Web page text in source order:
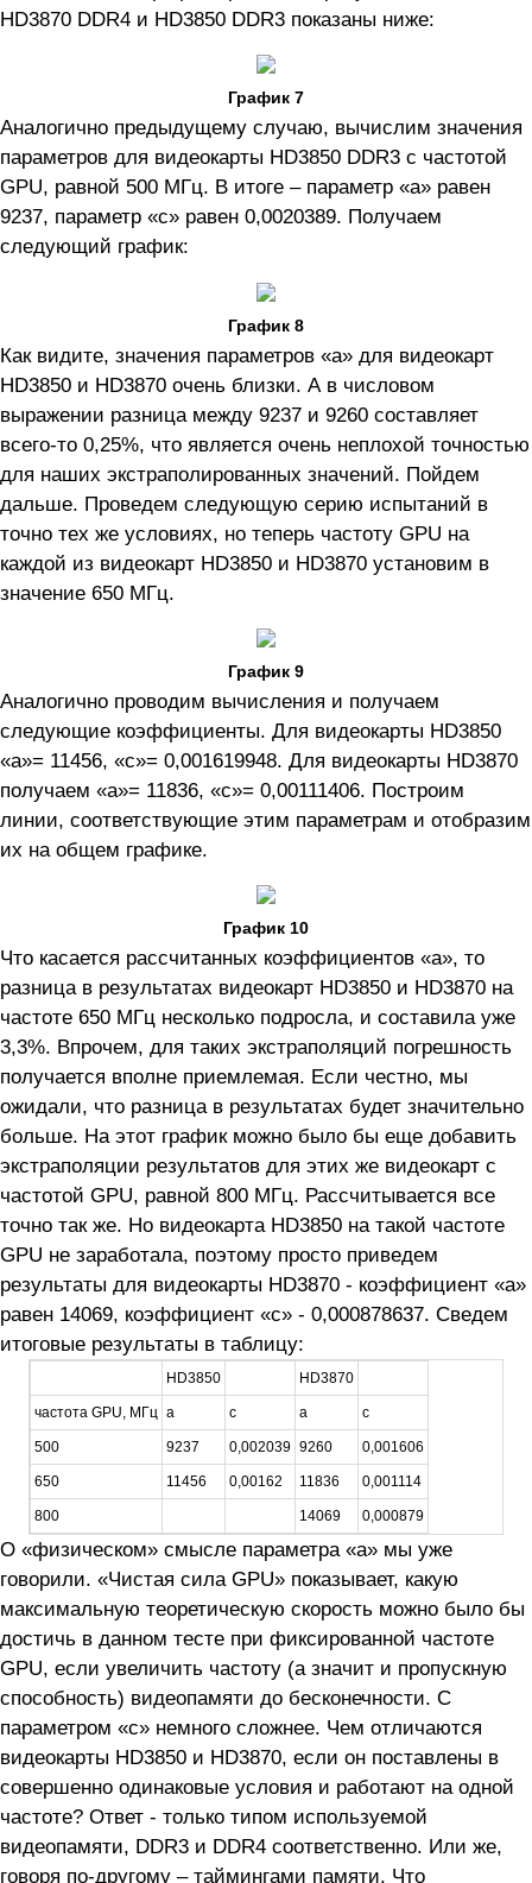
HD3870 DDR4 и HD3850 DDR3 показаны ниже:
График 7
Аналогично предыдущему случаю, вычислим значения
параметров для видеокарты HD3850 DDR3 с частотой
GPU, равной 500 МГц. В итоге – параметр «а» равен
9237, параметр «с» равен 0,0020389. Получаем
следующий график:
График 8
Как видите, значения параметров «а» для видеокарт
HD3850 и HD3870 очень близки. А в числовом
выражении разница между 9237 и 9260 составляет
всего-то 0,25%, что является очень неплохой точностью
для наших экстраполированных значений. Пойдем
дальше. Проведем следующую серию испытаний в
точно тех же условиях, но теперь частоту GPU на
каждой из видеокарт HD3850 и HD3870 установим в
значение 650 МГц.
График 9
Аналогично проводим вычисления и получаем
следующие коэффициенты. Для видеокарты HD3850
«а»= 11456, «с»= 0,001619948. Для видеокарты HD3870
получаем «а»= 11836, «с»= 0,00111406. Построим
линии, соответствующие этим параметрам и отобразим
их на общем графике.
График 10
Что касается рассчитанных коэффициентов «а», то
разница в результатах видеокарт HD3850 и HD3870 на
частоте 650 МГц несколько подросла, и составила уже
3,3%. Впрочем, для таких экстраполяций погрешность
получается вполне приемлемая. Если честно, мы
ожидали, что разница в результатах будет значительно
больше. На этот график можно было бы еще добавить
экстраполяции результатов для этих же видеокарт с
частотой GPU, равной 800 МГц. Рассчитывается все
точно так же. Но видеокарта HD3850 на такой частоте
GPU не заработала, поэтому просто приведем
результаты для видеокарты HD3870 - коэффициент «а»
равен 14069, коэффициент «с» - 0,000878637. Сведем
итоговые результаты в таблицу:
HD3850 HD3870
частота GPU, МГц a c a c
500 9237 0,002039 9260 0,001606
650 11456 0,00162 11836 0,001114
800 14069 0,000879
О «физическом» смысле параметра «а» мы уже
говорили. «Чистая сила GPU» показывает, какую
максимальную теоретическую скорость можно было бы
достичь в данном тесте при фиксированной частоте
GPU, если увеличить частоту (а значит и пропускную
способность) видеопамяти до бесконечности. С
параметром «с» немного сложнее. Чем отличаются
видеокарты HD3850 и HD3870, если он поставлены в
совершенно одинаковые условия и работают на одной
частоте? Ответ - только типом используемой
видеопамяти, DDR3 и DDR4 соответственно. Или же,
говоря по-другому – таймингами памяти. Что